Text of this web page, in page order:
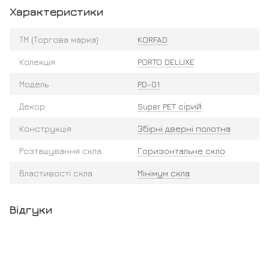
Характеристики
ТМ (Торгова марка) KORFAD
Колекція PORTO DELUXE
Модель PD-01
Декор Super PET сірий
Конструкція Збірні дверні полотна
Розташування скла Горизонтальне скло
Властивості скла Мінімум скла
Відгуки